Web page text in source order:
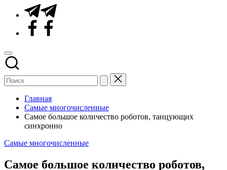
Telegram
Facebook
Главная
Самые многочисленные
Самое большое количество роботов, танцующих
синхронно
Опубликовано
Самые многочисленные
Самое большое количество роботов,